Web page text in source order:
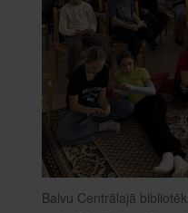
Balvu Centrālajā